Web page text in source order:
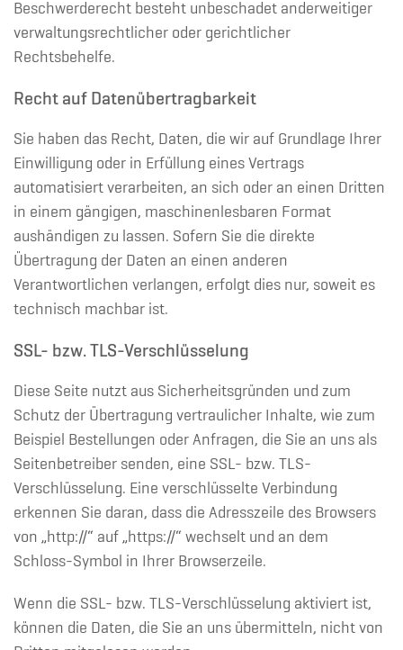
Beschwerderecht besteht unbeschadet anderweitiger
verwaltungsrechtlicher oder gerichtlicher
Rechtsbehelfe.
Recht auf Daten­übertrag­barkeit
Sie haben das Recht, Daten, die wir auf Grundlage Ihrer
Einwilligung oder in Erfüllung eines Vertrags
automatisiert verarbeiten, an sich oder an einen Dritten
in einem gängigen, maschinenlesbaren Format
aushändigen zu lassen. Sofern Sie die direkte
Übertragung der Daten an einen anderen
Verantwortlichen verlangen, erfolgt dies nur, soweit es
technisch machbar ist.
SSL- bzw. TLS-Verschlüsselung
Diese Seite nutzt aus Sicherheitsgründen und zum
Schutz der Übertragung vertraulicher Inhalte, wie zum
Beispiel Bestellungen oder Anfragen, die Sie an uns als
Seitenbetreiber senden, eine SSL- bzw. TLS-
Verschlüsselung. Eine verschlüsselte Verbindung
erkennen Sie daran, dass die Adresszeile des Browsers
von „http://“ auf „https://“ wechselt und an dem
Schloss-Symbol in Ihrer Browserzeile.
Wenn die SSL- bzw. TLS-Verschlüsselung aktiviert ist,
können die Daten, die Sie an uns übermitteln, nicht von